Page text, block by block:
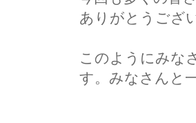
ありがとうござ
このようにみな
す。みなさんと